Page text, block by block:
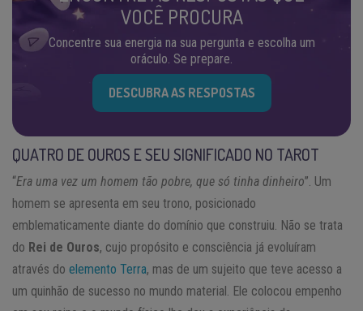
VOCÊ PROCURA
Concentre sua energia na sua pergunta e escolha um
oráculo. Se prepare.
DESCUBRA AS RESPOSTAS
QUATRO DE OUROS E SEU SIGNIFICADO NO TAROT
“Era uma vez um homem tão pobre, que só tinha dinheiro”. Um
homem se apresenta em seu trono, posicionado
emblematicamente diante do domínio que construiu. Não se trata
do Rei de Ouros, cujo propósito e consciência já evoluíram
através do elemento Terra, mas de um sujeito que teve acesso a
um quinhão de sucesso no mundo material. Ele colocou empenho